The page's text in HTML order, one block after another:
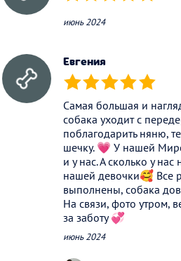
июнь 2024
Евгения
(*) (*) (*) (*) (*)
Самая большая и
собака уходит с
поблагодарить няню,
шечку. 💗 У нашей
и у нас. А сколько у
нашей девочки🥰 Все
выполнены, собака
На связи, фото утром,
за заботу 💞
июнь 2024